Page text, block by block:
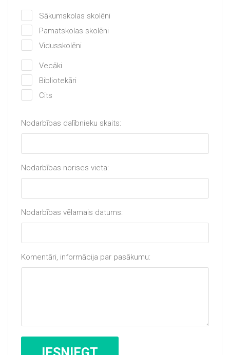
Sākumskolas skolēni
Pamatskolas skolēni
Vidusskolēni
Vecāki
Bibliotekāri
Cits
Nodarbības dalībnieku skaits:
Nodarbības norises vieta:
Nodarbības vēlamais datums:
Komentāri, informācija par pasākumu: